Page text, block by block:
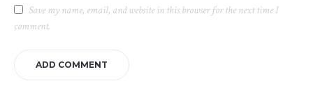
Save my name, email, and website in this browser for the next time I
comment.